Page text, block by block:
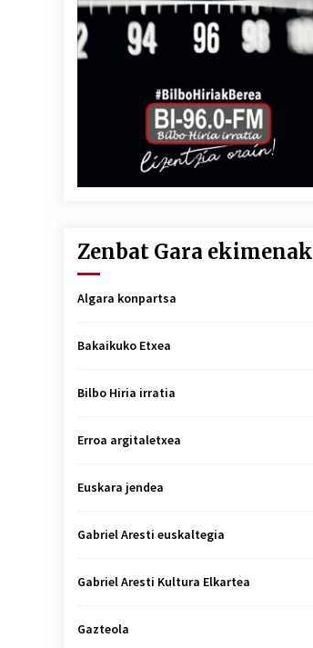
Zenbat Gara ekimenak
Algara konpartsa
Bakaikuko Etxea
Bilbo Hiria irratia
Erroa argitaletxea
Euskara jendea
Gabriel Aresti euskaltegia
Gabriel Aresti Kultura Elkartea
Gazteola